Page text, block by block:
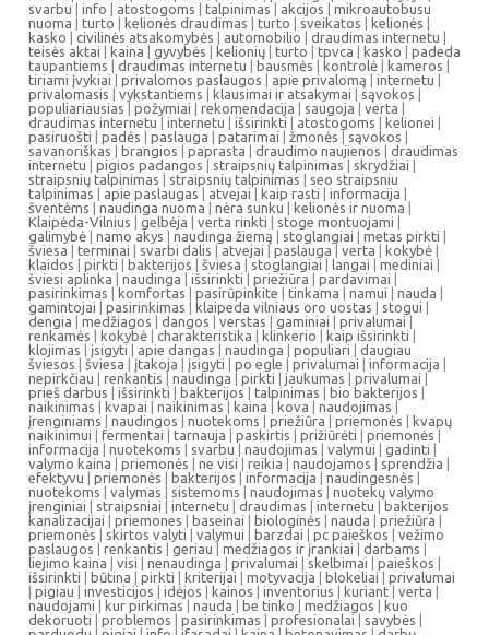
svarbu | info | atostogoms | talpinimas | akcijos | mikroautobusu
nuoma | turto | kelionės draudimas | turto | sveikatos | kelionės |
kasko | civilinės atsakomybės | automobilio | draudimas internetu |
teisės aktai | kaina | gyvybės | kelionių | turto | tpvca | kasko | padeda
taupantiems | draudimas internetu | bausmės | kontrolė | kameros |
tiriami įvykiai | privalomos paslaugos | apie privalomą | internetu |
privalomasis | vykstantiems | klausimai ir atsakymai | sąvokos |
populiariausias | požymiai | rekomendacija | saugoja | verta |
draudimas internetu | internetu | išsirinkti | atostogoms | kelionei |
pasiruošti | padės | paslauga | patarimai | žmonės | sąvokos |
savanoriškas | brangios | paprasta | draudimo naujienos | draudimas
internetu | pigios padangos | straipsnių talpinimas | skrydžiai |
straipsnių talpinimas | straipsnių talpinimas | seo straipsniu
talpinimas | apie paslaugas | atvejai | kaip rasti | informacija |
šventėms | naudinga nuoma | nėra sunku | kelionės ir nuoma |
Klaipėda-Vilnius | gelbėja | verta rinkti | stoge montuojami |
galimybė | namo akys | naudinga žiemą | stoglangiai | metas pirkti |
šviesa | terminai | svarbi dalis | atvejai |paslauga | verta | kokybė |
klaidos | pirkti | bakterijos | šviesa | stoglangiai | langai | mediniai |
šviesi aplinka | naudinga | išsirinkti | priežiūra | pardavimai |
pasirinkimas | komfortas | pasirūpinkite | tinkama | namui | nauda |
gamintojai | pasirinkimas | klaipeda vilniaus oro uostas | stogui |
dengia | medžiagos | dangos | verstas | gaminiai | privalumai |
renkamės | kokybė | charakteristika | klinkerio | kaip išsirinkti |
klojimas | įsigyti | apie dangas | naudinga | populiari | daugiau
šviesos | šviesa | įtakoja | įsigyti | po egle | privalumai | informacija |
nepirkčiau | renkantis | naudinga | pirkti | jaukumas | privalumai |
prieš darbus | išsirinkti | bakterijos | talpinimas | bio bakterijos |
naikinimas | kvapai | naikinimas | kaina | kova | naudojimas |
įrenginiams | naudingos | nuotekoms | priežiūra | priemonės | kvapų
naikinimui | fermentai | tarnauja | paskirtis | prižiūrėti | priemonės |
informacija | nuotekoms | svarbu | naudojimas | valymui | gadinti |
valymo kaina | priemonės | ne visi | reikia | naudojamos | sprendžia |
efektyvu | priemonės | bakterijos | informacija | naudingesnės |
nuotekoms | valymas | sistemoms | naudojimas | nuotekų valymo
įrenginiai | straipsniai | internetu | draudimas | internetu |bakterijos
kanalizacijai | priemones | baseinai | biologinės | nauda | priežiūra |
priemonės | skirtos valyti | valymui | barzdai | pc paieškos | vežimo
paslaugos | renkantis | geriau | medžiagos ir įrankiai | darbams |
liejimo kaina | visi | nenaudinga | privalumai | skelbimai | paieškos |
išsirinkti | būtina | pirkti | kriterijai | motyvacija | blokeliai | privalumai
| pigiau | investicijos | idėjos | kainos | inventorius | kuriant | verta |
naudojami | kur pirkimas | nauda | be tinko | medžiagos | kuo
dekoruoti | problemos | pasirinkimas | profesionalai | savybės |